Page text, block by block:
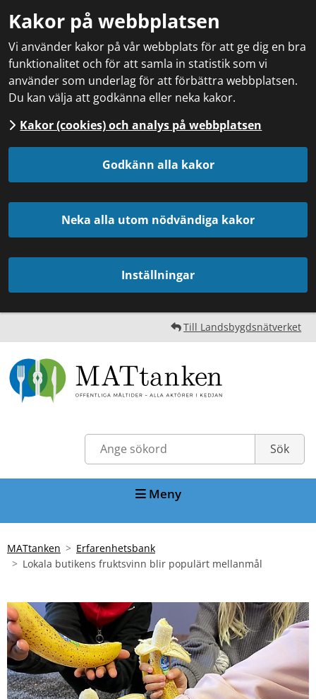
Kakor på webbplatsen
Vi använder kakor på vår webbplats för att ge dig en bra
funktionalitet och för att samla in statistik som vi
använder som underlag för att förbättra webbplatsen.
Du kan välja att godkänna eller neka kakor.
Kakor (cookies) och analys på webbplatsen
Godkänn alla kakor
Neka alla utom nödvändiga kakor
Inställningar
Till Landsbygdsnätverket
Meny
MATtanken
Erfarenhetsbank
Lokala butikens fruktsvinn blir populärt mellanmål